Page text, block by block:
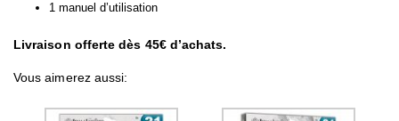
1 manuel d’utilisation
Livraison offerte dès 45€ d’achats.
Vous aimerez aussi: